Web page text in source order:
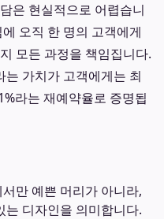
은 현실적으로 어렵습니
오직 한 명의 고객에게
모든 과정을 책임집니다.
가치가 고객에게는 최
라는 재예약율로 증명됩
만 예쁜 머리가 아니라,
는 디자인을 의미합니다.